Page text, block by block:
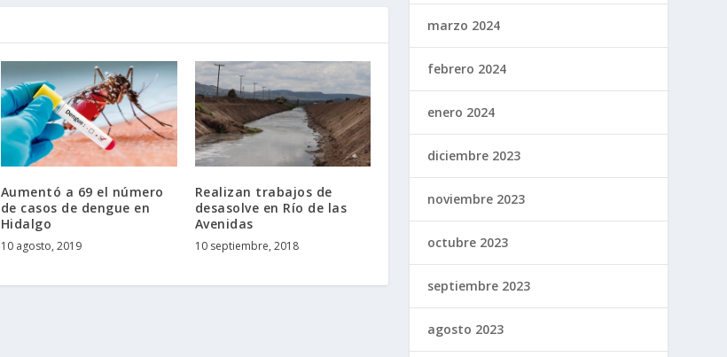
Aumentó a 69 el número
de casos de dengue en
Hidalgo
10 agosto, 2019
Realizan trabajos de
desasolve en Río de las
Avenidas
10 septiembre, 2018
marzo 2024
febrero 2024
enero 2024
diciembre 2023
noviembre 2023
octubre 2023
septiembre 2023
agosto 2023